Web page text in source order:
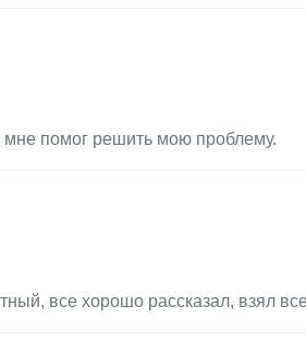
помог решить мою проблему.
все хорошо рассказал, взял